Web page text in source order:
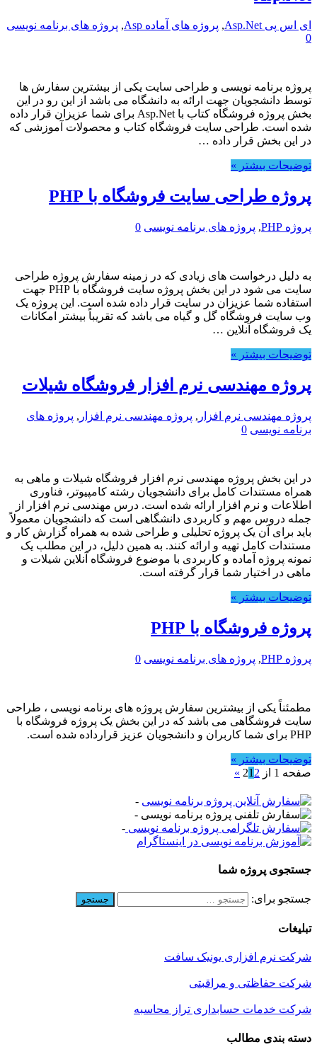
ای اس پی Asp.Net , پروژه های آماده Asp , پروژه های برنامه نویسی
0
پروژه برنامه نویسی و طراحی سایت یکی از بیشترین سفارش ها
توسط دانشجویان جهت ارائه به دانشگاه می باشد از این رو در این
بخش پروژه فروشگاه کتاب با Asp.Net برای شما عزیزان قرار داده
شده است. طراحی سایت فروشگاه کتاب و محصولات آموزشی که
در این بخش قرار داده …
توضیحات بیشتر »
پروژه طراحی سایت فروشگاه با PHP
پروژه PHP , پروژه های برنامه نویسی 0
به دلیل درخواست های زیادی که در زمینه سفارش پروژه طراحی
سایت می شود در این بخش پروژه سایت فروشگاه با PHP جهت
استفاده شما عزیزان در سایت قرار داده شده است. این پروژه یک
وب سایت فروشگاه گل و گیاه می باشد که تقریباً بیشتر امکانات
یک فروشگاه آنلاین …
توضیحات بیشتر »
پروژه مهندسی نرم افزار فروشگاه شیلات
پروژه مهندسی نرم افزار , پروژه مهندسی نرم افزار , پروژه های
برنامه نویسی 0
در این بخش پروژه مهندسی نرم افزار فروشگاه شیلات و ماهی به
همراه مستندات کامل برای دانشجویان رشته کامپیوتر، فناوری
اطلاعات و نرم افزار ارائه شده است. درس مهندسی نرم افزار از
جمله دروس مهم و کاربردی دانشگاهی است که دانشجویان معمولاً
باید برای آن یک پروژه تحلیلی و طراحی شده به همراه گزارش کار و
مستندات کامل تهیه و ارائه کنند. به همین دلیل، در این مطلب یک
نمونه پروژه آماده و کاربردی با موضوع فروشگاه آنلاین شیلات و
ماهی در اختیار شما قرار گرفته است.
توضیحات بیشتر »
پروژه فروشگاه با PHP
پروژه PHP , پروژه های برنامه نویسی 0
مطمئناً یکی از بیشترین سفارش پروژه های برنامه نویسی ، طراحی
سایت فروشگاهی می باشد که در این بخش یک پروژه فروشگاه با
PHP برای شما کاربران و دانشجویان عزیز قرارداده شده است.
توضیحات بیشتر »
صفحه 1 از 2
1 2
»
-
-
-
جستجوی پروژه شما
جستجو برای:
تبلیغات
شرکت نرم افزاری یونیک سافت
شرکت حفاظتی و مراقبتی
شرکت خدمات حسابداری تراز محاسبه
دسته بندی مطالب